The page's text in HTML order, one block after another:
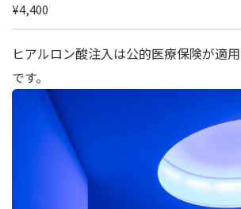
¥4,400
ヒアルロン酸注入は公的医療保険が適
です。